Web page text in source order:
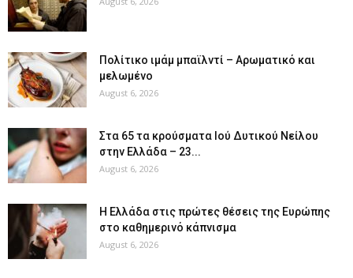
Πολίτικο ιμάμ μπαϊλντί – Αρωματικό και
μελωμένο
August 6, 2026
Στα 65 τα κρούσματα Ιού Δυτικού Νείλου
στην Ελλάδα – 23...
August 6, 2026
Η Ελλάδα στις πρώτες θέσεις της Ευρώπης
στο καθημερινό κάπνισμα
August 6, 2026